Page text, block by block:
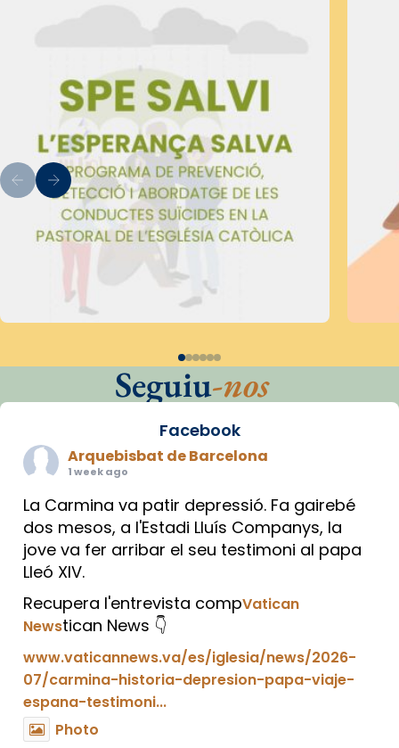
Seguiu-nos
Facebook
Arquebisbat de Barcelona
1 week ago
La Carmina va patir depressió. Fa gairebé
dos mesos, a l'Estadi Lluís Companys, la
jove va fer arribar el seu testimoni al papa
Lleó XIV.
Recupera l'entrevista compVatican
Newstican News 👇
www.vaticannews.va/es/iglesia/news/2026-
07/carmina-historia-depresion-papa-viaje-
espana-testimoni...
Photo